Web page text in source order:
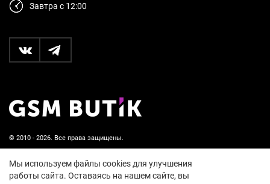
© 2010 - 2026. Все права защищены.
Пользовательское соглашение и политика
конфиденциальности
Завтра с 12:00
Мы используем файлы cookies для улучшения
работы сайта. Оставаясь на нашем сайте, вы